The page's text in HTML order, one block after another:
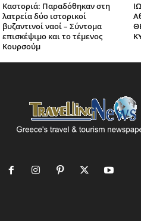
Καστοριά: Παραδόθηκαν στη
λατρεία δύο ιστορικοί
βυζαντινοί ναοί – Σύντομα
επισκέψιμο και το τέμενος
Κουρσούμ